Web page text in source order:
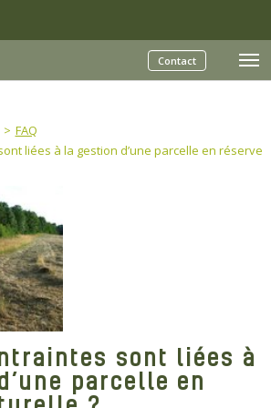
Contact
FAQ
liées à la gestion d’une parcelle en réserve
sont liées à
parcelle en